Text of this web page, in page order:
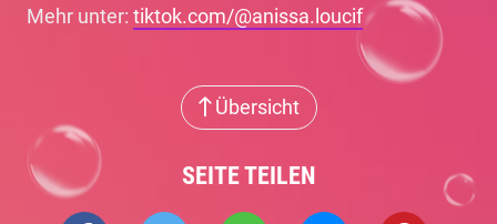
Mehr unter: tiktok.com/@anissa.loucif
Übersicht
SEITE TEILEN